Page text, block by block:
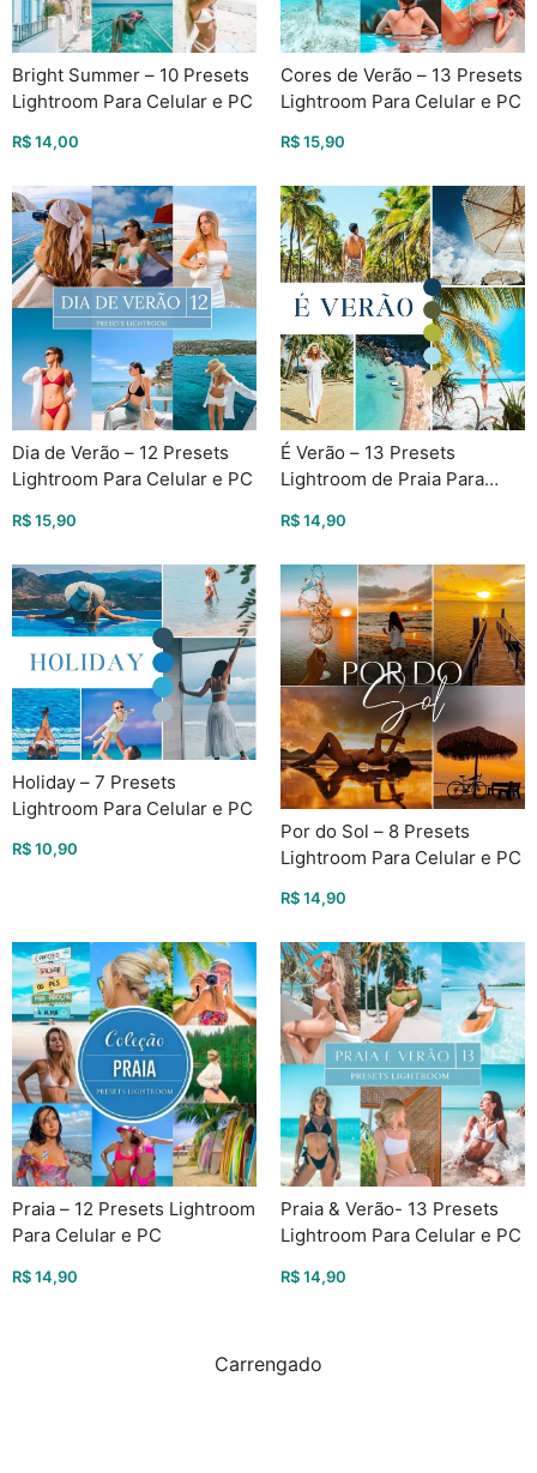
Bright Summer – 10 Presets
Lightroom Para Celular e PC
R$14,00
Cores de Verão – 13 Presets
Lightroom Para Celular e PC
R$15,90
Dia de Verão – 12 Presets
Lightroom Para Celular e PC
R$15,90
É Verão – 13 Presets
Lightroom de Praia Para
R$14,90
Holiday – 7 Presets
Lightroom Para Celular e PC
R$10,90
Por do Sol – 8 Presets
Lightroom Para Celular e PC
R$14,90
Praia – 12 Presets Lightroom
Para Celular e PC
R$14,90
Praia & Verão- 13 Presets
Lightroom Para Celular e PC
R$14,90
Carrengado